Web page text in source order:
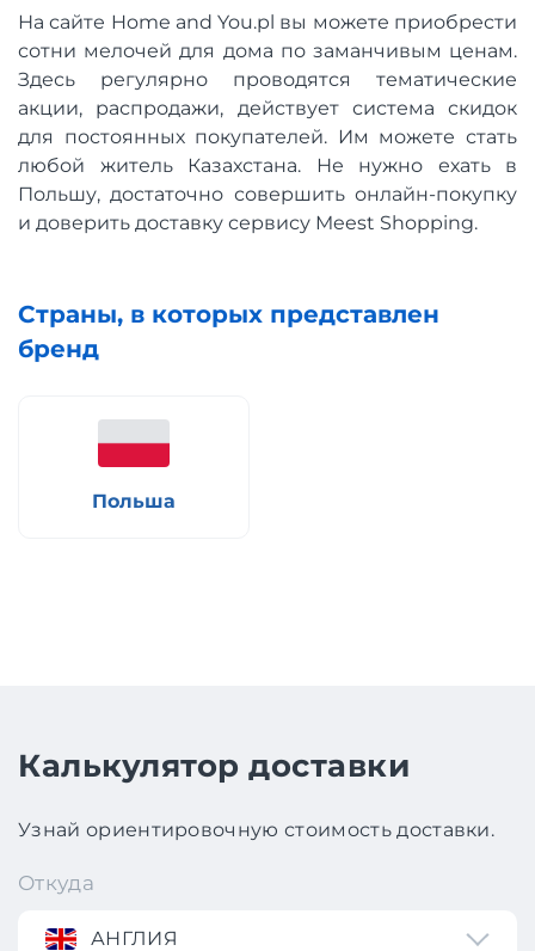
На сайте Home and You.pl вы можете приобрести
сотни мелочей для дома по заманчивым ценам.
Здесь регулярно проводятся тематические
акции, распродажи, действует система скидок
для постоянных покупателей. Им можете стать
любой житель Казахстана. Не нужно ехать в
Польшу, достаточно совершить онлайн-покупку
и доверить доставку сервису Meest Shopping.
Страны, в которых представлен
бренд
Польша
Калькулятор доставки
Узнай ориентировочную стоимость доставки.
Откуда
АНГЛИЯ